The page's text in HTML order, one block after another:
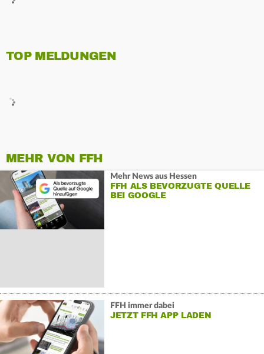
TOP MELDUNGEN
MEHR VON FFH
Mehr News aus Hessen
FFH ALS BEVORZUGTE QUELLE
BEI GOOGLE
FFH immer dabei
JETZT FFH APP LADEN